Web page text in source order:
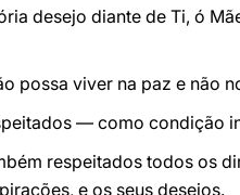
desejo diante de Ti, ó
possa viver na paz e não
— como condição
respeitados todos os
e os seus desejos.